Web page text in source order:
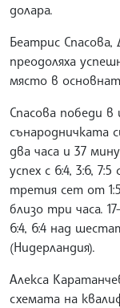
долара.
Беатрис Спасова,
преодоляха
място в
Спасова победи
сънародничката
два часа и 37
успех с 6:4, 3:6,
третия сет от
близо три часа.
6:4, 6:4 над
(Нидерландия).
Алекса
схемата на